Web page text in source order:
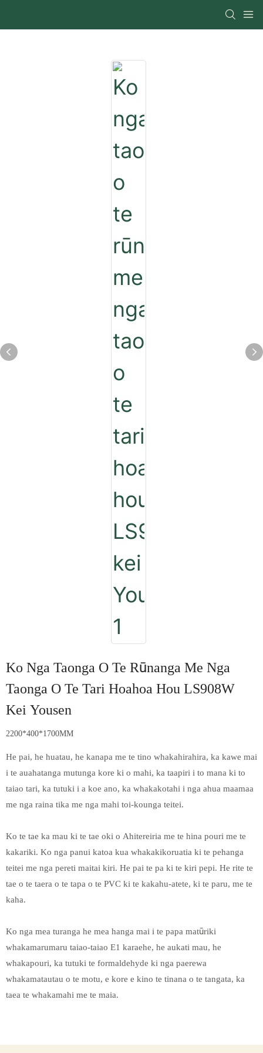
Ko Nga Taonga O Te Rūnanga Me Nga
Taonga O Te Tari Hoahoa Hou LS908W
Kei Yousen
2200*400*1700MM
He pai, he huatau, he kanapa me te tino whakahirahira, ka kawe mai
i te auahatanga mutunga kore ki o mahi, ka taapiri i to mana ki to
taiao tari, ka tutuki i a koe ano, ka whakakotahi i nga ahua maamaa
me nga raina tika me nga mahi toi-kounga teitei.
Ko te tae ka mau ki te tae oki o Ahitereiria me te hina pouri me te
kakariki. Ko nga panui katoa kua whakakikoruatia ki te pehanga
teitei me nga pereti maitai kiri. He pai te pa ki te kiri pepi. He rite te
tae o te taera o te tapa o te PVC ki te kakahu-atete, ki te paru, me te
kaha.
Ko nga mea turanga he mea hanga mai i te papa matūriki
whakamarumaru taiao-taiao E1 karaehe, he aukati mau, he
whakapouri, ka tutuki te formaldehyde ki nga paerewa
whakamatautau o te motu, e kore e kino te tinana o te tangata, ka
taea te whakamahi me te maia.